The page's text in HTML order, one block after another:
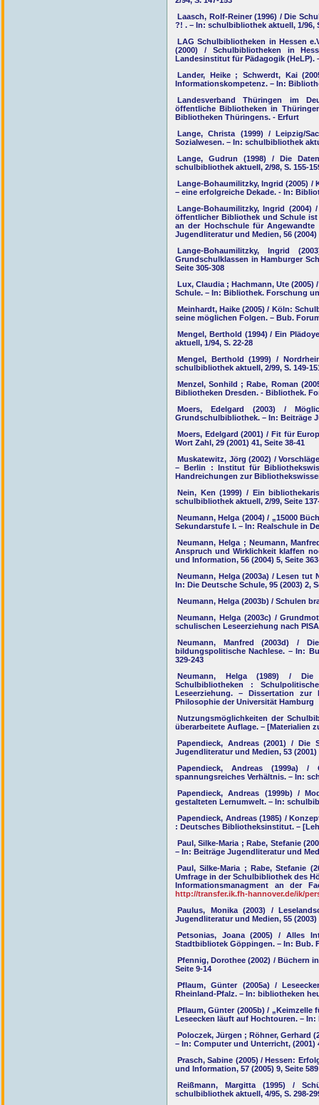
Laasch, Rolf-Reiner (1996) / Die
?! . – In: schulbibliothek aktuell, 1/96,
LAG Schulbibliotheken in Hessen
(2000) / Schulbibliotheken in
Landesinstitut für Pädagogik
Lander, Heike ; Schwerdt, Kai
Informationskompetenz. – In:
Landesverband Thüringen im
öffentliche Bibliotheken in
Bibliotheken Thüringens. - Erfurt
Lange, Christa (1999) / Leipzig/
Sozialwesen. – In: schulbibliothek
Lange, Gudrun (1998) / Die
schulbibliothek aktuell, 2/98, S. 155-
Lange-Bohaumilitzky, Ingrid (2005)
– eine erfolgreiche Dekade. - In:
Lange-Bohaumilitzky, Ingrid
öffentlicher Bibliothek und Schule
an der Hochschule für
Jugendliteratur und Medien, 56 (2004)
Lange-Bohaumilitzky, Ingrid
Grundschulklassen in Hamburger
Seite 305-308
Lux, Claudia ; Hachmann, Ute
Schule. – In: Bibliothek. Forschung
Meinhardt, Haike (2005) / Köln:
seine möglichen Folgen. – Bub.
Mengel, Berthold (1994) / Ein
aktuell, 1/94, S. 22-28
Mengel, Berthold (1999) /
schulbibliothek aktuell, 2/99, S. 149-
Menzel, Sonhild ; Rabe, Roman
Bibliotheken Dresden. - Bibliothek.
Moers, Edelgard (2003) /
Grundschulbibliothek. – In: Beiträge
Moers, Edelgard (2001) / Fit für
Wort Zahl, 29 (2001) 41, Seite 38-41
Muskatewitz, Jörg (2002) /
– Berlin : Institut für
Handreichungen zur
Nein, Ken (1999) / Ein
schulbibliothek aktuell, 2/99, Seite
Neumann, Helga (2004) / „15000
Sekundarstufe I. – In: Realschule in
Neumann, Helga ; Neumann,
Anspruch und Wirklichkeit klaffen
und Information, 56 (2004) 5, Seite
Neumann, Helga (2003a) / Lesen
In: Die Deutsche Schule, 95 (2003) 2,
Neumann, Helga (2003b) / Schulen
Neumann, Helga (2003c) /
schulischen Leseerziehung nach
Neumann, Manfred (2003d) /
bildungspolitische Nachlese. – In:
329-243
Neumann, Helga (1989) / Die
Schulbibliotheken :
Leseerziehung. – Dissertation zur
Philosophie der Universität Hamburg
Nutzungsmöglichkeiten der
überarbeitete Auflage. – [Materialien
Papendieck, Andreas (2001) /
Jugendliteratur und Medien, 53 (2001)
Papendieck, Andreas (1999a)
spannungsreiches Verhältnis. – In:
Papendieck, Andreas (1999b) /
gestalteten Lernumwelt. – In:
Papendieck, Andreas (1985) /
: Deutsches Bibliotheksinstitut. –
Paul, Silke-Maria ; Rabe, Stefanie
– In: Beiträge Jugendliteratur und
Paul, Silke-Maria ; Rabe, Stefanie
Umfrage in der Schulbibliothek des
Informationsmanagment an der
http://transfer.ik.fh-hannover.de/ik/
Paulus, Monika (2003) /
Jugendliteratur und Medien, 55 (2003)
Petsonias, Joana (2005) / Alles
Stadtbibliotek Göppingen. – In: Bub.
Pfennig, Dorothee (2002) / Büchern
Seite 9-14
Pflaum, Günter (2005a) /
Rheinland-Pfalz. – In: bibliotheken
Pflaum, Günter (2005b) /
Leseecken läuft auf Hochtouren. – In:
Poloczek, Jürgen ; Röhner, Gerhard
– In: Computer und Unterricht, (2001)
Prasch, Sabine (2005) / Hessen:
und Information, 57 (2005) 9, Seite 589
Reißmann, Margitta (1995) /
schulbibliothek aktuell, 4/95, S. 298-